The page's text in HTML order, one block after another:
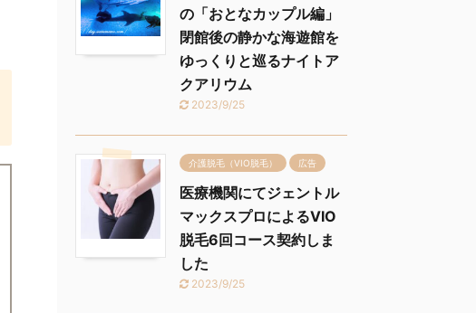
の「おとなカップル編」
閉館後の静かな海遊館を
ゆっくりと巡るナイトア
クアリウム
2023/9/25
介護脱毛（VIO脱毛） 広告
医療機関にてジェントル
マックスプロによるVIO
脱毛6回コース契約しま
した
2023/9/25